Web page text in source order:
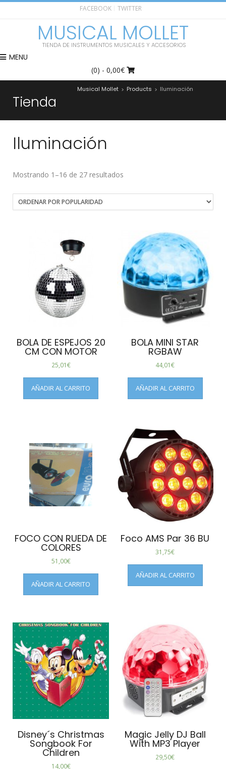
FACEBOOK TWITTER
MUSICAL MOLLET
TIENDA DE INSTRUMENTOS MUSICALES Y ACCESORIOS
MENU
(0) - 0,00€
Tienda
Musical Mollet > Products > Iluminación
Iluminación
Mostrando 1–16 de 27 resultados
BOLA DE ESPEJOS 20
CM CON MOTOR
25,01€
AÑADIR AL CARRITO
BOLA MINI STAR
RGBAW
44,01€
AÑADIR AL CARRITO
FOCO CON RUEDA DE
COLORES
51,00€
AÑADIR AL CARRITO
Foco AMS Par 36 BU
31,75€
AÑADIR AL CARRITO
Disney´s Christmas
Songbook For
Children
14,00€
Magic Jelly DJ Ball
With MP3 Player
29,50€